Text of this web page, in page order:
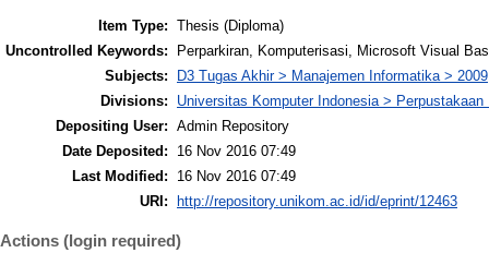
Item Type: Thesis (Diploma)
Uncontrolled Keywords:
Perparkiran, Komputerisasi, Microsoft Visual
Subjects:
D3 Tugas Akhir > Manajemen Informatika > 2009
Divisions:
Universitas Komputer Indonesia > Perpustakaan
Depositing User: Admin Repository
Date Deposited:
16 Nov 2016 07:49
Last Modified:
16 Nov 2016 07:49
URI:
http://repository.unikom.ac.id/id/eprint/12463
Actions (login required)